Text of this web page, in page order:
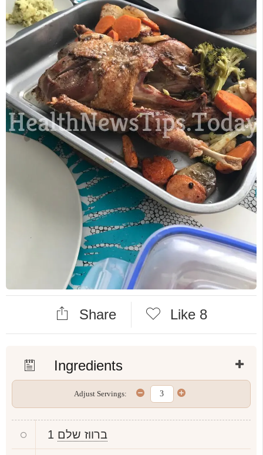
Share Like 8
Ingredients
Adjust Servings:
1 ברווז שלם